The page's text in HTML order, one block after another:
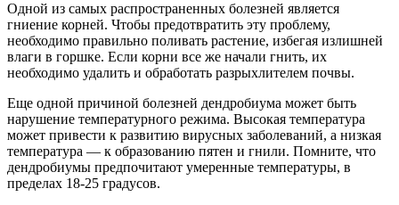
Одной из самых распространенных болезней является
гниение корней. Чтобы предотвратить эту проблему,
необходимо правильно поливать растение, избегая излишней
влаги в горшке. Если корни все же начали гнить, их
необходимо удалить и обработать разрыхлителем почвы.
Еще одной причиной болезней дендробиума может быть
нарушение температурного режима. Высокая температура
может привести к развитию вирусных заболеваний, а низкая
температура — к образованию пятен и гнили. Помните, что
дендробиумы предпочитают умеренные температуры, в
пределах 18-25 градусов.